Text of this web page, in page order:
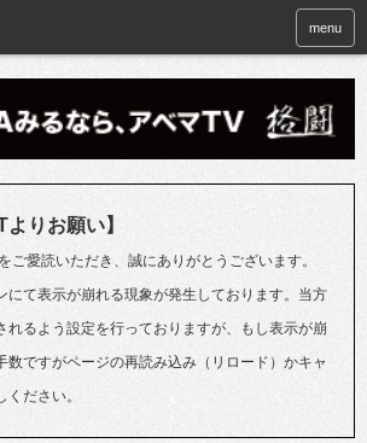
menu
りお願い】
ご愛読いただき、誠にありがとうございます。
にて表示が崩れる現象が発生しております。当方
れるよう設定を行っておりますが、もし表示が崩
数ですがページの再読み込み（リロード）かキャ
ださい。